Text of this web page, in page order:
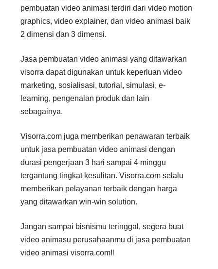
pembuatan video animasi terdiri dari video motion
graphics, video explainer, dan video animasi baik
2 dimensi dan 3 dimensi.
Jasa pembuatan video animasi yang ditawarkan
visorra dapat digunakan untuk keperluan video
marketing, sosialisasi, tutorial, simulasi, e-
learning, pengenalan produk dan lain
sebagainya.
Visorra.com juga memberikan penawaran terbaik
untuk jasa pembuatan video animasi dengan
durasi pengerjaan 3 hari sampai 4 minggu
tergantung tingkat kesulitan. Visorra.com selalu
memberikan pelayanan terbaik dengan harga
yang ditawarkan win-win solution.
Jangan sampai bisnismu teringgal, segera buat
video animasu perusahaanmu di jasa pembuatan
video animasi visorra.com‼